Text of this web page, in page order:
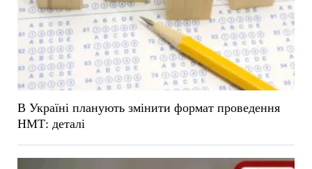
В Україні планують змінити формат проведення
НМТ: деталі